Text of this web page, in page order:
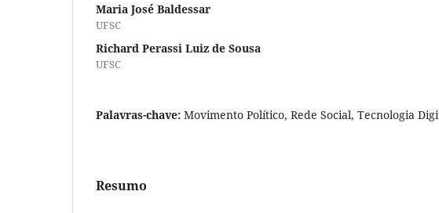
Maria José Baldessar
UFSC
Richard Perassi Luiz de Sousa
UFSC
Palavras-chave: Movimento Político, Rede Social, Tecnologia
Resumo